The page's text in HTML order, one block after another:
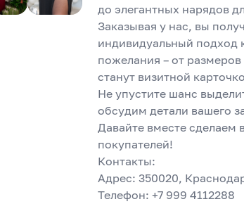
до элегантных нарядов
Заказывая у нас, вы
индивидуальный подход
пожелания – от
станут визитной
Не упустите шанс
обсудим детали вашего
Давайте вместе сделаем
покупателей!
Контакты:
Адрес: 350020,
Телефон: +7 999 4112288